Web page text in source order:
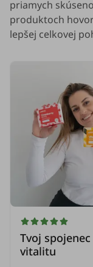
priamych
produktoch
lepšej celkovej
Tvoj
vitalitu